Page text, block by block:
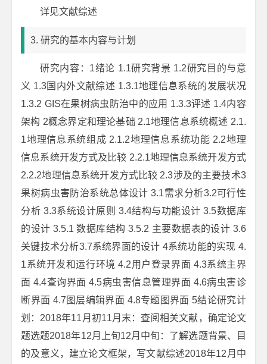
详见文献综述
3. 研究的基本内容与计划
研究内容：1绪论 1.1研究背景 1.2研究目的与意
义 1.3国内外文献综述 1.3.1地理信息系统的发展状况
1.3.2 GIS在果树病虫防治中的应用 1.3.3评述 1.4内容
架构 2概念界定和理论基础 2.1地理信息系统概述 2.1.
1地理信息系统组成 2.1.2地理信息系统功能 2.2地理
信息系统开发方式及比较 2.2.1地理信息系统开发方式
2.2.2地理信息系统开发方式比较 2.3涉及的主要技术3
果树病虫害防治系统总体设计 3.1需求分析3.2可行性
分析 3.3系统设计原则 3.4结构与功能设计 3.5数据库
的设计 3.5.1 数据库结构 3.5.2 主要数据表的设计 3.6
关键技术分析3.7系统界面的设计 4系统功能的实现 4.
1系统开发和运行环境 4.2用户登录界面 4.3系统主界
面 4.4查询界面 4.5病虫害信息管理界面 4.6病虫害诊
断界面 4.7图层编辑界面 4.8专题图界面 5结论研究计
划：2018年11月初11月末：查阅相关文献，确定论文
题选题2018年12月上旬12月中旬：了解选题背景、目
的及意义，建立论文框架，写文献综述2018年12月中